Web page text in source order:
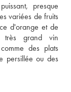
presque
variées de fruits
d'orange et de
grand vin
des plats
persillée ou des